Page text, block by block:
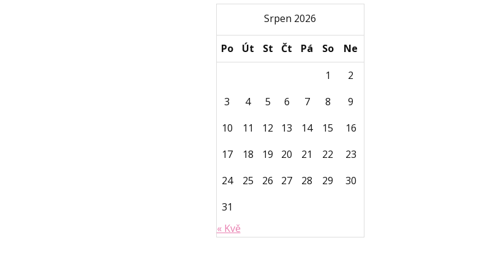
Srpen 2026
Po Út St Čt Pá So
Ne
1
2
3
4 5 6 7 8
9
10
11 12 13 14 15
16
17
18 19 20 21 22
23
24
25 26 27 28 29
30
31
« Kvě